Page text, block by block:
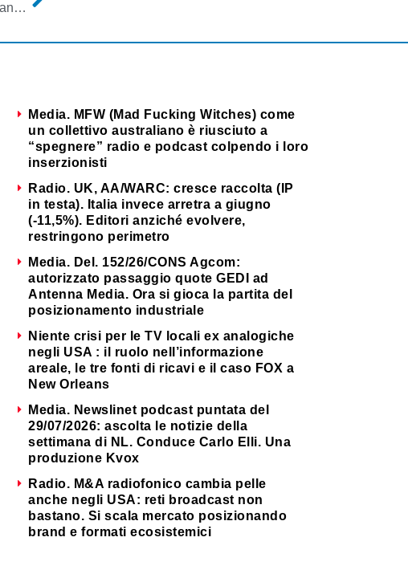
Tv & Tlc. Vivendi: bene conti semestrali, ma non per Canal+. Segnali conciliativi a Mediaset per una collaborazione vs competitor pay. E per risolvere nodo Persidera
Media. MFW (Mad Fucking Witches) come
un collettivo australiano è riusciuto a
“spegnere” radio e podcast colpendo i loro
inserzionisti
Radio. UK, AA/WARC: cresce raccolta (IP
in testa). Italia invece arretra a giugno
(-11,5%). Editori anziché evolvere,
restringono perimetro
Media. Del. 152/26/CONS Agcom:
autorizzato passaggio quote GEDI ad
Antenna Media. Ora si gioca la partita del
posizionamento industriale
Niente crisi per le TV locali ex analogiche
negli USA : il ruolo nell’informazione
areale, le tre fonti di ricavi e il caso FOX a
New Orleans
Media. Newslinet podcast puntata del
29/07/2026: ascolta le notizie della
settimana di NL. Conduce Carlo Elli. Una
produzione Kvox
Radio. M&A radiofonico cambia pelle
anche negli USA: reti broadcast non
bastano. Si scala mercato posizionando
brand e formati ecosistemici